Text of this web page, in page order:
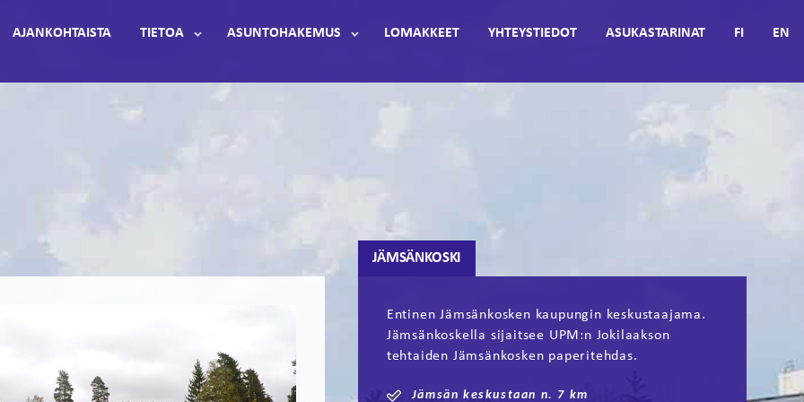
AJANKOHTAISTA TIETOA ASUNTOHAKEMUS LOMAKKEET YHTEYSTIEDOT ASUKASTARINAT FI EN
JÄMSÄNKOSKI
Entinen Jämsänkosken kaupungin keskustaajama.
Jämsänkoskella sijaitsee UPM:n Jokilaakson
tehtaiden Jämsänkosken paperitehdas.
Jämsän keskustaan n. 7 km